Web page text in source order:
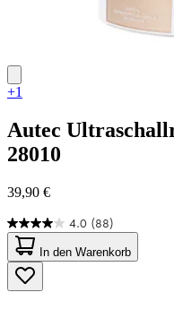
+1
Autec
28010
39,90 €
4.0 (88)
4.0
von
5
Sternen.
88
In den Warenkorb